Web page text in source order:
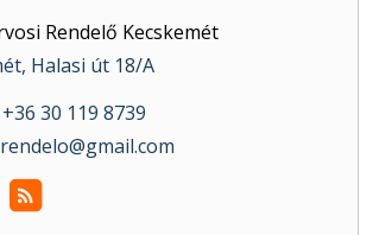
Rendelő Kecskemét
Halasi út 18/A
+36 30 119 8739